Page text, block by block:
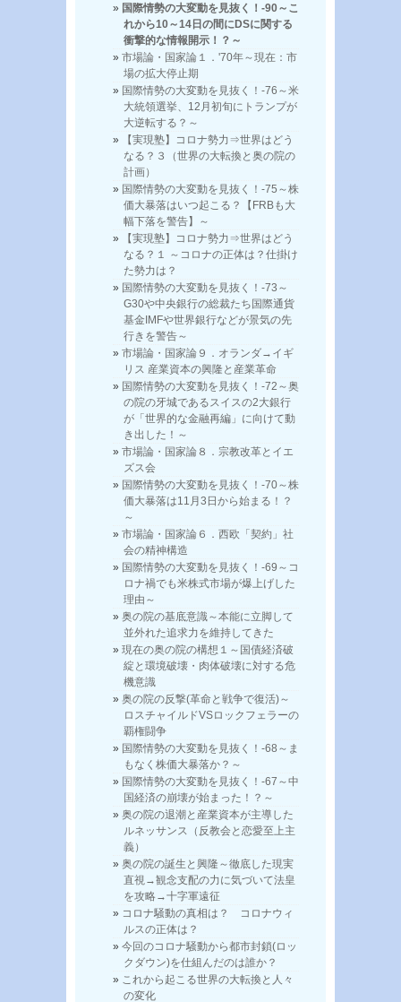
国際情勢の大変動を見抜く！-90～こ
れから10～14日の間にDSに関する
衝撃的な情報開示！？～
市場論・国家論１．'70年～現在：市
場の拡大停止期
国際情勢の大変動を見抜く！-76～米
大統領選挙、12月初旬にトランプが
大逆転する？～
【実現塾】コロナ勢力⇒世界はどう
なる？３（世界の大転換と奥の院の
計画）
国際情勢の大変動を見抜く！-75～株
価大暴落はいつ起こる？【FRBも大
幅下落を警告】～
【実現塾】コロナ勢力⇒世界はどう
なる？１ ～コロナの正体は？仕掛け
た勢力は？
国際情勢の大変動を見抜く！-73～
G30や中央銀行の総裁たち国際通貨
基金IMFや世界銀行などが景気の先
行きを警告～
市場論・国家論９．オランダ→イギ
リス 産業資本の興隆と産業革命
国際情勢の大変動を見抜く！-72～奥
の院の牙城であるスイスの2大銀行
が「世界的な金融再編」に向けて動
き出した！～
市場論・国家論８．宗教改革とイエ
ズス会
国際情勢の大変動を見抜く！-70～株
価大暴落は11月3日から始まる！？
～
市場論・国家論６．西欧「契約」社
会の精神構造
国際情勢の大変動を見抜く！-69～コ
ロナ禍でも米株式市場が爆上げした
理由～
奥の院の基底意識～本能に立脚して
並外れた追求力を維持してきた
現在の奥の院の構想１～国債経済破
綻と環境破壊・肉体破壊に対する危
機意識
奥の院の反撃(革命と戦争で復活)～
ロスチャイルドVSロックフェラーの
覇権闘争
国際情勢の大変動を見抜く！-68～ま
もなく株価大暴落か？～
国際情勢の大変動を見抜く！-67～中
国経済の崩壊が始まった！？～
奥の院の退潮と産業資本が主導した
ルネッサンス（反教会と恋愛至上主
義）
奥の院の誕生と興隆～徹底した現実
直視→観念支配の力に気づいて法皇
を攻略→十字軍遠征
コロナ騒動の真相は？ コロナウィ
ルスの正体は？
今回のコロナ騒動から都市封鎖(ロッ
クダウン)を仕組んだのは誰か？
これから起こる世界の大転換と人々
の変化